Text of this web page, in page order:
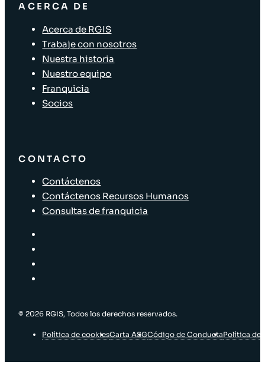
ACERCA DE
Acerca de RGIS
Trabaje con nosotros
Nuestra historia
Nuestro equipo
Franquicia
Socios
CONTACTO
Contáctenos
Contáctenos Recursos Humanos
Consultas de franquicia
© 2026 RGIS, Todos los derechos reservados.
Política de cookiesCarta ASGCódigo de ConductaPolítica de